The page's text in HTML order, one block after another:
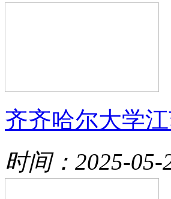
齐齐哈尔大学
时间：2025-05-